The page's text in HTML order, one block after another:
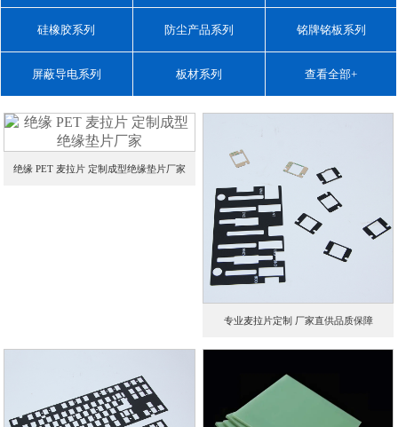
硅橡胶系列 防尘产品系列 铭牌铭板系列
屏蔽导电系列 板材系列 查看全部+
绝缘 PET 麦拉片 定制成型绝缘垫片厂家
专业麦拉片定制 厂家直供品质保障